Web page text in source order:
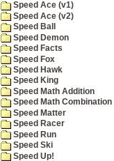
Speed Ace (v1)
Speed Ace (v2)
Speed Ball
Speed Demon
Speed Facts
Speed Fox
Speed Hawk
Speed King
Speed Math Addition
Speed Math Combination
Speed Matter
Speed Racer
Speed Run
Speed Ski
Speed Up!